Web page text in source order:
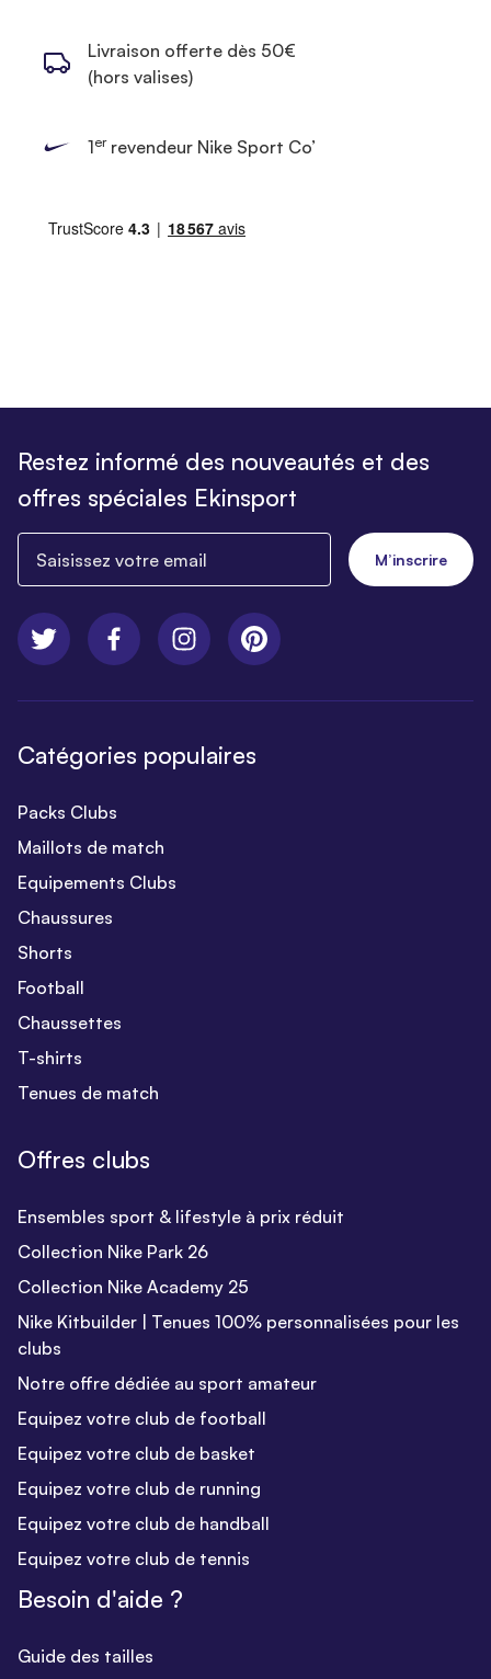
Livraison offerte dès 50€
(hors valises)
1errevendeur Nike Sport Co’
Restez informé des nouveautés et des
offres spéciales Ekinsport
M’inscrire
Catégories populaires
Packs Clubs
Maillots de match
Equipements Clubs
Chaussures
Shorts
Football
Chaussettes
T-shirts
Tenues de match
Offres clubs
Ensembles sport & lifestyle à prix réduit
Collection Nike Park 26
Collection Nike Academy 25
Nike Kitbuilder | Tenues 100% personnalisées pour les
clubs
Notre offre dédiée au sport amateur
Equipez votre club de football
Equipez votre club de basket
Equipez votre club de running
Equipez votre club de handball
Equipez votre club de tennis
Besoin d'aide ?
Guide des tailles